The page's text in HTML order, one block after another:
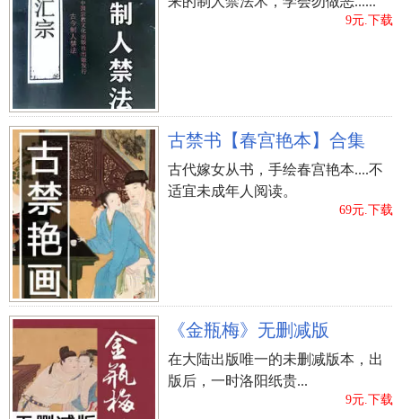
针对早期的港人而言，煲蜡也是她们钟爱的中秋月夜
主题活动之一。
中秋节夜宴以后，在公园赏月吃月饼一番，月饼铁盒
随后空出。小朋友们喜爱把其作为容器来烧蜡，待蜡
溶化后，再洒水，最终达玛树脂四溅并造成高溫水蒸
汽。
针对小孩而言，这是一个简易刺激性的综艺节目，但
却极为非常容易造成 烧伤烫伤安全事故，因而在上个
十世纪，香港特区政府刚开始号召群众不必煲蜡。
中秋节加班加点工资怎么算
9月13日是三倍工资。
中秋佳节当日假如员工加班加点应依照不少于员工自
己日或钟头薪水的300%付款加班费。
9月14日和9月15是二倍薪水。 9月14日和9月15是礼拜
天。
礼拜天归属于国家规定的法定节假日，法定节假日的
加班费应是自己日工资的二倍。
9元.下载
古禁书【春宫艳本】合集
古代嫁女从书，手绘春宫艳本....不
适宜未成年人阅读。
69元.下载
《金瓶梅》无删减版
在大陆出版唯一的未删减版本，出
版后，一时洛阳纸贵...
9元.下载